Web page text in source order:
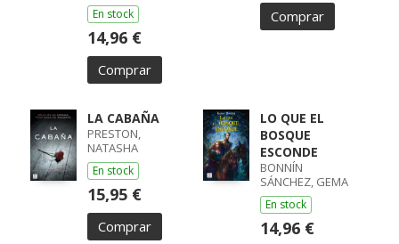
En stock
14,96 €
Comprar
Comprar
LA CABAÑA
PRESTON,
NATASHA
En stock
15,95 €
Comprar
LO QUE EL
BOSQUE
ESCONDE
BONNÍN
SÁNCHEZ, GEMA
En stock
14,96 €